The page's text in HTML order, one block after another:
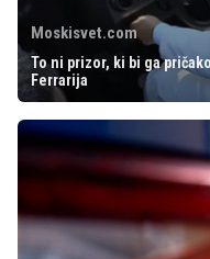
Moskisvet.com
To ni prizor, ki bi ga
Ferrarija